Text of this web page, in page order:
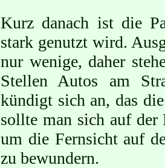
Kurz danach ist die
stark genutzt wird.
nur wenige, daher
Stellen Autos am
kündigt sich an, das
sollte man sich auf der
um die Fernsicht auf
zu bewundern.